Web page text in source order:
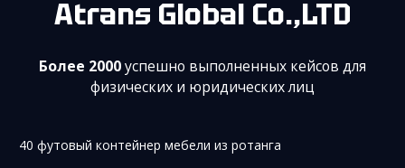
Atrans Global Co.,LTD
Более 2000успешно выполненных кейсов для
физических и юридических лиц
40 футовый контейнер мебели из ротанга